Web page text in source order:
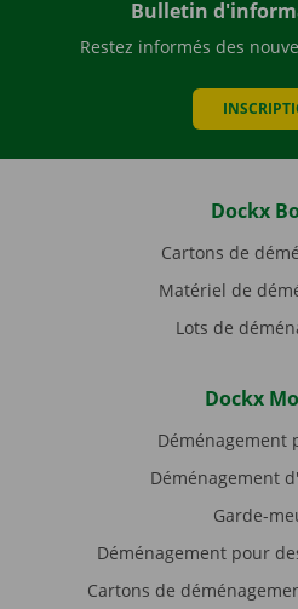
Bulletin
Restez informés des
Dockx
Cartons de
Matériel de
Lots de
Dockx
Déménagement
Déménagement
Garde-
Déménagement pour
Cartons de